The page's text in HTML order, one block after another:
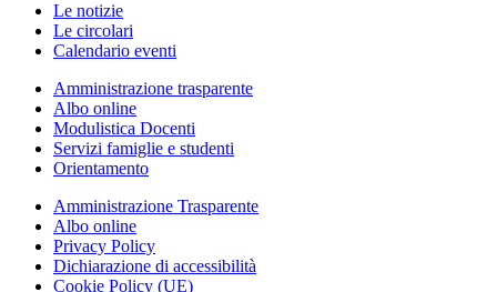
Le notizie
Le circolari
Calendario eventi
Amministrazione trasparente
Albo online
Modulistica Docenti
Servizi famiglie e studenti
Orientamento
Amministrazione Trasparente
Albo online
Privacy Policy
Dichiarazione di accessibilità
Cookie Policy (UE)